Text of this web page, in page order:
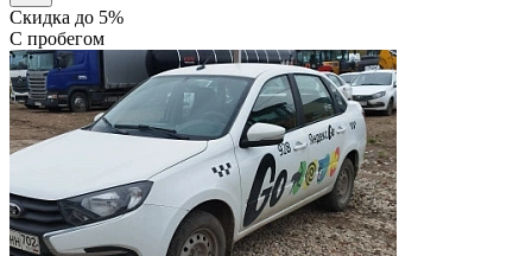
Скидка до 5%
С пробегом